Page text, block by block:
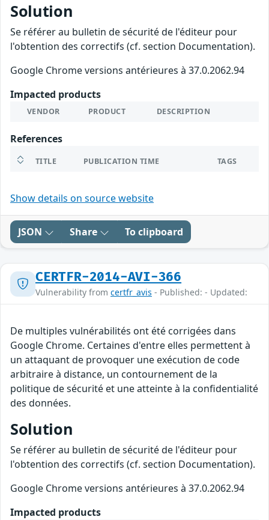
Solution
Se référer au bulletin de sécurité de l'éditeur pour
l'obtention des correctifs (cf. section Documentation).
Google Chrome versions antérieures à 37.0.2062.94
Impacted products
VENDOR PRODUCT DESCRIPTION
References
TITLE PUBLICATION TIME TAGS
Show details on source website
JSON Share To clipboard
CERTFR-2014-AVI-366
Vulnerability from certfr_avis - Published: - Updated:
De multiples vulnérabilités ont été corrigées dans
Google Chrome. Certaines d'entre elles permettent à
un attaquant de provoquer une exécution de code
arbitraire à distance, un contournement de la
politique de sécurité et une atteinte à la confidentialité
des données.
Solution
Se référer au bulletin de sécurité de l'éditeur pour
l'obtention des correctifs (cf. section Documentation).
Google Chrome versions antérieures à 37.0.2062.94
Impacted products